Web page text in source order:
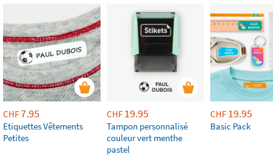
CHF7.95
Etiquettes Vêtements
Petites
CHF 19.95
Tampon personnalisé
couleur vert menthe
pastel
CHF 19.95
Basic Pack